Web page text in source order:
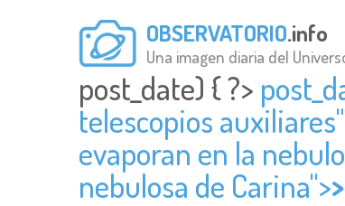
OBSERVATORIO.info
Una imagen diaria del
post_date) { ?>
telescopios
evaporan en la
nebulosa de Carina">>